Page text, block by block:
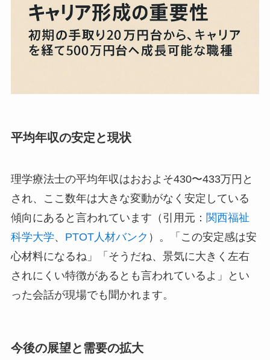
平均年収の安定と現状
理学療法士の平均年収はおおよそ430〜433万円と
され、ここ数年は大きな変動がなく安定している
傾向にあると言われています（引用元： 関西福祉
科学大学、 PTOT人材バンク ）。「この安定感は安
心材料になるね」「そうだね、景気に大きく左右
されにくい特徴があるとも言われているよ」とい
った会話が現場でも聞かれます。
今後の展望と需要の拡大